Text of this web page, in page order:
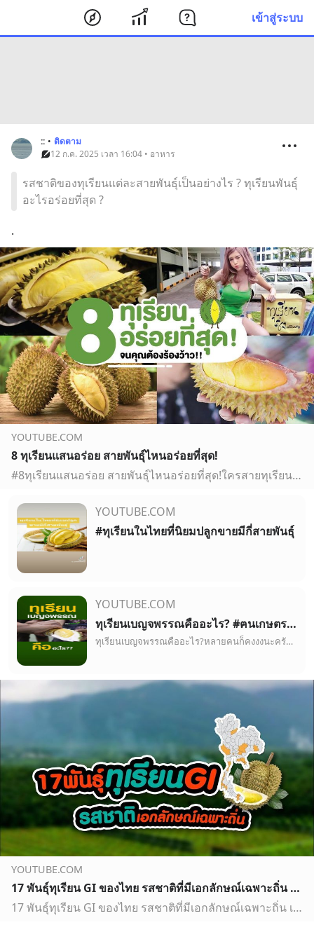
เข้าสู่ระบบ
:: • ติดตาม
12 ก.ค. 2025 เวลา 16:04 • อาหาร
รสชาติของทุเรียนแต่ละสายพันธุ์เป็นอย่างไร ? ทุเรียนพันธุ์
อะไรอร่อยที่สุด ?
.
YOUTUBE.COM
8 ทุเรียนแสนอร่อย สายพันธุ์ไหนอร่อยที่สุด!
#8ทุเรียนแสนอร่อย สายพันธุ์ไหนอร่อยที่สุด!ใครสายทุเรียนต้องรู้! มาดูกันว่า สายพันธุ์ทุเรียน แต่ละพันธุ์ ต่างกันยังไง ทุเรียนพันธุ์ไหนอร่อยสุด จะมีพันธุ์ไหนบ้…
YOUTUBE.COM
#ทุเรียนในไทยที่นิยมปลูกขายมีกี่สายพันธุ์
YOUTUBE.COM
ทุเรียนเบญจพรรณคืออะไร? #ฅนเกษตร #ทุเรียน #หมอนทอง #ทุเรียนเบญจพรรณ
ทุเรียนเบญจพรรณคืออะไร?หลายคนก็คงงงนะครับว่าทุเรียนเบญจพรรณนี่มันคือ มันเป็นทุเรียนสายพันธุ์ไหน เพราะปกติเราจะได้ยินแต่ทุเรียนหมอนทองๆ และรสชาติติดปากทั้งคนไ…
YOUTUBE.COM
17 พันธุ์ทุเรียน GI ของไทย รสชาติที่มีเอกลักษณ์เฉพาะถิ่น #ฅนเกษตร #ทุเรียนGi
17 พันธุ์ทุเรียน GI ของไทย รสชาติที่มีเอกลักษณ์เฉพาะถิ่น เคยสงสัยไหมว่า GI คืออะไร? ทุเรียน GI (Geographical Indication) ถือเป็นทรัพย์สินทางปัญญาประเภทหนึ่ง…